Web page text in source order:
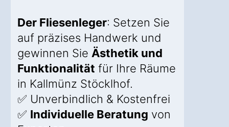
Der Fliesenleger: Setzen Sie
auf präzises Handwerk und
gewinnen Sie Ästhetik und
Funktionalität für Ihre Räume
in Kallmünz Stöcklhof.
✅ Unverbindlich & Kostenfrei
✅ Individuelle Beratung von